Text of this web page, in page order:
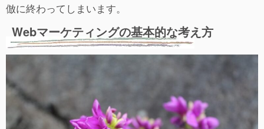
倣に終わってしまいます。
Webマーケティングの基本的な考え方